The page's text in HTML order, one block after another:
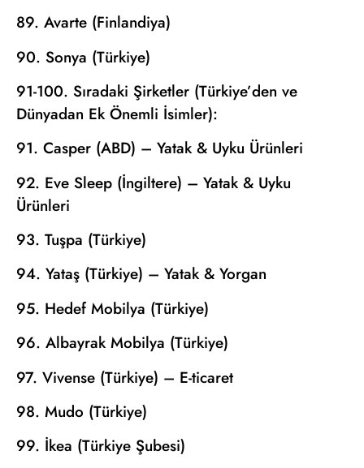
89. Avarte (Finlandiya)
90. Sonya (Türkiye)
91-100. Sıradaki Şirketler (Türkiye’den ve
Dünyadan Ek Önemli İsimler):
91. Casper (ABD) – Yatak & Uyku Ürünleri
92. Eve Sleep (İngiltere) – Yatak & Uyku
Ürünleri
93. Tuşpa (Türkiye)
94. Yataş (Türkiye) – Yatak & Yorgan
95. Hedef Mobilya (Türkiye)
96. Albayrak Mobilya (Türkiye)
97. Vivense (Türkiye) – E-ticaret
98. Mudo (Türkiye)
99. İkea (Türkiye Şubesi)